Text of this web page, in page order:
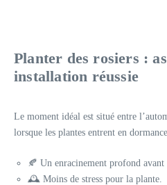
Planter des rosiers :
installation réussie
Le moment idéal est situé entre
lorsque les plantes entrent en
🍂 Un enracinement profond avant
🕰️ Moins de stress pour la plante.